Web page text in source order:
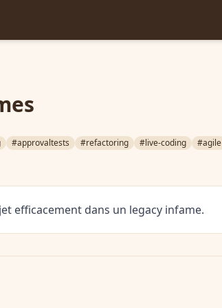
#approvaltests #refactoring #live-coding #agile
efficacement dans un legacy infame.